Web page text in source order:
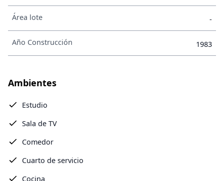
Área lote -
Año Construcción 1983
Ambientes
Estudio
Sala de TV
Comedor
Cuarto de servicio
Cocina